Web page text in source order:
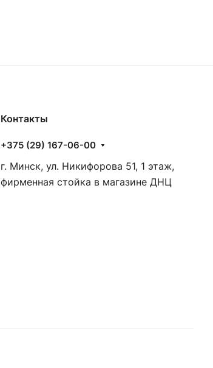
Контакты
+375 (29) 167-06-00
г. Минск, ул. Никифорова 51, 1 этаж,
фирменная стойка в магазине ДНЦ